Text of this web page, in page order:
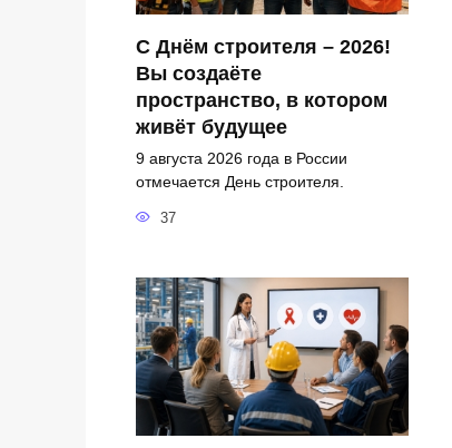
С Днём строителя – 2026!
Вы создаёте
пространство, в котором
живёт будущее
9 августа 2026 года в России
отмечается День строителя.
37